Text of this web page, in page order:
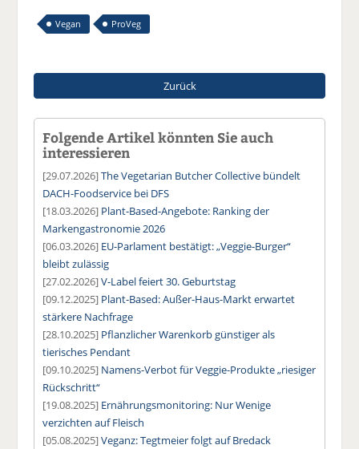
Vegan ProVeg
Zurück
Folgende Artikel könnten Sie auch
interessieren
[29.07.2026]The Vegetarian Butcher Collective bündelt
DACH-Foodservice bei DFS
[18.03.2026] Plant-Based-Angebote: Ranking der
Markengastronomie 2026
[06.03.2026] EU-Parlament bestätigt: „Veggie-Burger“
bleibt zulässig
[27.02.2026]V-Label feiert 30. Geburtstag
[09.12.2025] Plant-Based: Außer-Haus-Markt erwartet
stärkere Nachfrage
[28.10.2025] Pflanzlicher Warenkorb günstiger als
tierisches Pendant
[09.10.2025] Namens-Verbot für Veggie-Produkte „riesiger
Rückschritt“
[19.08.2025] Ernährungsmonitoring: Nur Wenige
verzichten auf Fleisch
[05.08.2025]Veganz: Tegtmeier folgt auf Bredack